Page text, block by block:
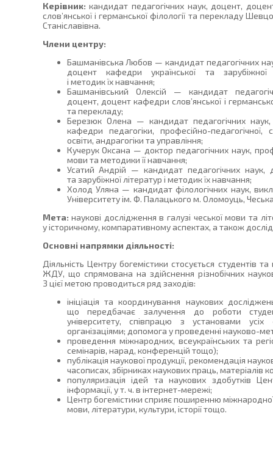
Керівник: кандидат педагогічних наук, доцент,
слов’янської і германської філології та перекладу
Станіславівна.
Члени центру:
Башманівська Любов — кандидат педагогічних
доцент кафедри української та зарубіжної
і методик їх навчання;
Башманівський Олексій — кандидат
доцент, доцент кафедри слов’янської і
та перекладу;
Березюк Олена — кандидат педагогічних
кафедри педагогіки, професійно-педагогічної,
освіти, андрагогіки та управління;
Кучерук Оксана — доктор педагогічних наук,
мови та методики її навчання;
Усатий Андрій — кандидат педагогічних наук,
та зарубіжної літератур і методик їх навчання;
Холод Уляна — кандидат філологічних наук,
Університету ім. Ф. Палацького м. Оломоуць,
Мета: наукові дослідження в галузі чеської мови та
у історичному, компаративному аспектах, а також
Основні напрямки діяльності:
Діяльність Центру богемістики стосується студентів
ЖДУ, що спрямована на здійснення різнобічних
З цієї метою проводиться ряд заходів:
ініціація та координування наукових
що передбачає залучення до роботи
університету, співпрацю з установами
організаціями; допомога у проведенні науково-
проведення міжнародних, всеукраїнських та
семінарів, нарад, конференцій тощо);
публікація наукової продукції, рекомендація
часописах, збірниках наукових праць, матеріалів
популяризація ідей та наукових здобутків
інформації, у т. ч. в інтернет-мережі;
Центр богемістики сприяє поширенню міжнародної
мови, літератури, культури, історії тощо.